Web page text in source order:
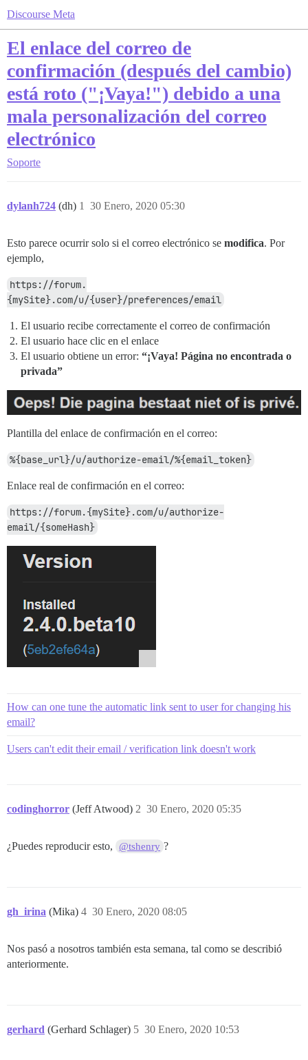
Discourse Meta
El enlace del correo de
confirmación (después del cambio)
está roto ("¡Vaya!") debido a una
mala personalización del correo
electrónico
Soporte
dylanh724 (dh) 30 Enero, 2020 05:30
1
Esto parece ocurrir solo si el correo electrónico se modifica. Por
ejemplo,
https://forum.
{mySite}.com/u/{user}/preferences/email
El usuario recibe correctamente el correo de confirmación
El usuario hace clic en el enlace
El usuario obtiene un error: “¡Vaya! Página no encontrada o
privada”
Plantilla del enlace de confirmación en el correo:
%{base_url}/u/authorize-email/%{email_token}
Enlace real de confirmación en el correo:
https://forum.{mySite}.com/u/authorize-
email/{someHash}
How can one tune the automatic link sent to user for changing his
email?
Users can't edit their email / verification link doesn't work
codinghorror (Jeff Atwood) 30 Enero, 2020 05:35
2
¿Puedes reproducir esto, @tshenry ?
gh_irina (Mika) 30 Enero, 2020 08:05
4
Nos pasó a nosotros también esta semana, tal como se describió
anteriormente.
gerhard (Gerhard Schlager) 30 Enero, 2020 10:53
5